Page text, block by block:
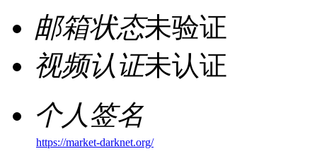
邮箱状态未验证
视频认证未认证
个人签名
https://market-darknet.org/